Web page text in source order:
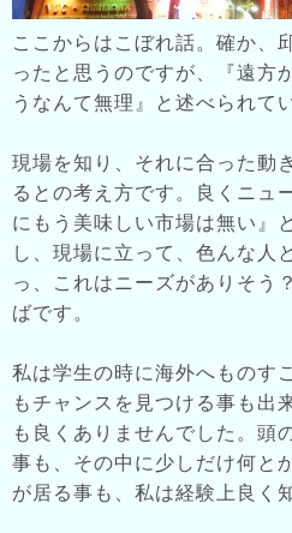
ここからはこぼれ話。確か、
ったと思うのですが、『遠方
うなんて無理』と述べられて
現場を知り、それに合った動
るとの考え方です。良くニュ
にもう美味しい市場は無い』
し、現場に立って、色んな人
っ、これはニーズがありそう
ばです。
私は学生の時に海外へものす
もチャンスを見つける事も出
も良くありませんでした。頭
事も、その中に少しだけ何と
が居る事も、私は経験上良く